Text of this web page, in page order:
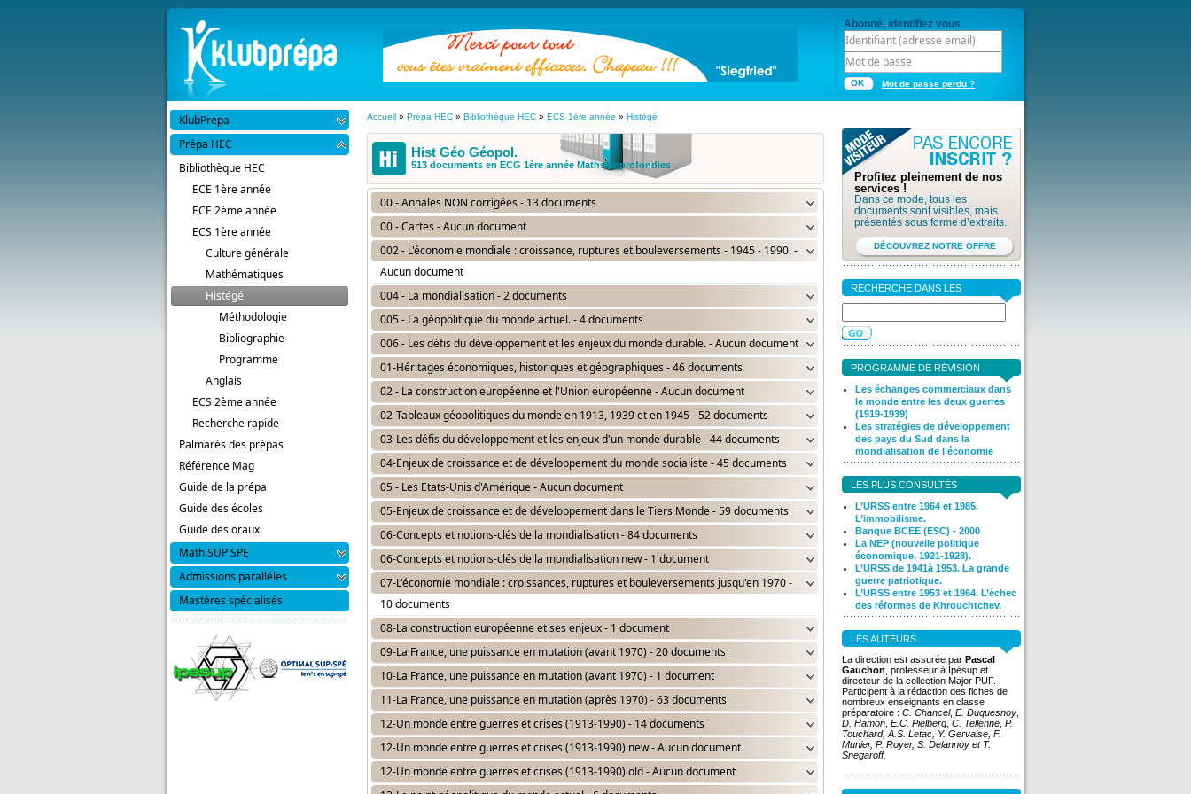
Abonné, identifiez vous
OK Mot de passe perdu ?
KlubPrepa
Prépa HEC
Bibliothèque HEC
ECE 1ère année
ECE 2ème année
ECS 1ère année
Culture générale
Mathématiques
Histégé
Méthodologie
Bibliographie
Programme
Anglais
ECS 2ème année
Recherche rapide
Palmarès des prépas
Référence Mag
Guide de la prépa
Guide des écoles
Guide des oraux
Math SUP SPE
Admissions parallèles
Mastères spécialisés
Accueil » Prépa HEC » Bibliothèque HEC » ECS 1ère année » Histégé
Hist Géo Géopol.
513 documents en ECG 1ère année Maths approfondies
00 - Annales NON corrigées - 13 documents
00 - Cartes - Aucun document
002 - L'économie mondiale : croissance, ruptures et bouleversements - 1945 - 1990. -
Aucun document
004 - La mondialisation - 2 documents
005 - La géopolitique du monde actuel. - 4 documents
006 - Les défis du développement et les enjeux du monde durable. - Aucun document
01-Héritages économiques, historiques et géographiques - 46 documents
02 - La construction européenne et l'Union européenne - Aucun document
02-Tableaux géopolitiques du monde en 1913, 1939 et en 1945 - 52 documents
03-Les défis du développement et les enjeux d'un monde durable - 44 documents
04-Enjeux de croissance et de développement du monde socialiste - 45 documents
05 - Les Etats-Unis d'Amérique - Aucun document
05-Enjeux de croissance et de développement dans le Tiers Monde - 59 documents
06-Concepts et notions-clés de la mondialisation - 84 documents
06-Concepts et notions-clés de la mondialisation new - 1 document
07-L'économie mondiale : croissances, ruptures et bouleversements jusqu'en 1970 -
10 documents
08-La construction européenne et ses enjeux - 1 document
09-La France, une puissance en mutation (avant 1970) - 20 documents
10-La France, une puissance en mutation (avant 1970) - 1 document
11-La France, une puissance en mutation (après 1970) - 63 documents
12-Un monde entre guerres et crises (1913-1990) - 14 documents
12-Un monde entre guerres et crises (1913-1990) new - Aucun document
12-Un monde entre guerres et crises (1913-1990) old - Aucun document
Profitez pleinement de nos
services !
Dans ce mode, tous les
documents sont visibles, mais
présentés sous forme d’extraits.
DÉCOUVREZ NOTRE OFFRE
RECHERCHE DANS LES
DOCUMENTS
PROGRAMME DE RÉVISION
Les échanges commerciaux dans
le monde entre les deux guerres
(1919-1939)
Les stratégies de développement
des pays du Sud dans la
mondialisation de l’économie
LES PLUS CONSULTÉS
L’URSS entre 1964 et 1985.
L’immobilisme.
Banque BCEE (ESC) - 2000
La NEP (nouvelle politique
économique, 1921-1928).
L’URSS de 1941à 1953. La grande
guerre patriotique.
L’URSS entre 1953 et 1964. L’échec
des réformes de Khrouchtchev.
LES AUTEURS
La direction est assurée par Pascal
Gauchon , professeur à Ipésup et
directeur de la collection Major PUF.
Participent à la rédaction des fiches de
nombreux enseignants en classe
préparatoire : C. Chancel, E. Duquesnoy
D. Hamon E.C. Pielberg C. Tellenne P.
Touchard, A.S. Letac, Y. Gervaise, F.
Munier, P. Royer, S. Delannoy et T.
Snegaroff.